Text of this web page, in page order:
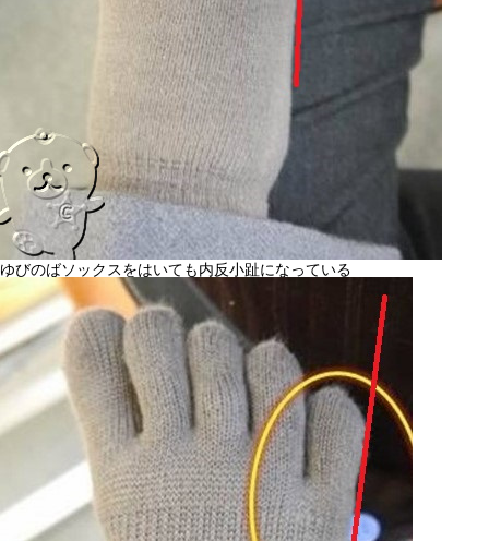
ゆびのばソックスをはいても内反小趾になっている